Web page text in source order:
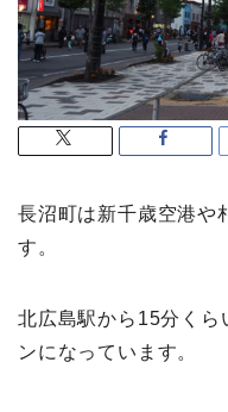
長沼町は新千歳空港や
す。
北広島駅から15分くら
ンになっています。